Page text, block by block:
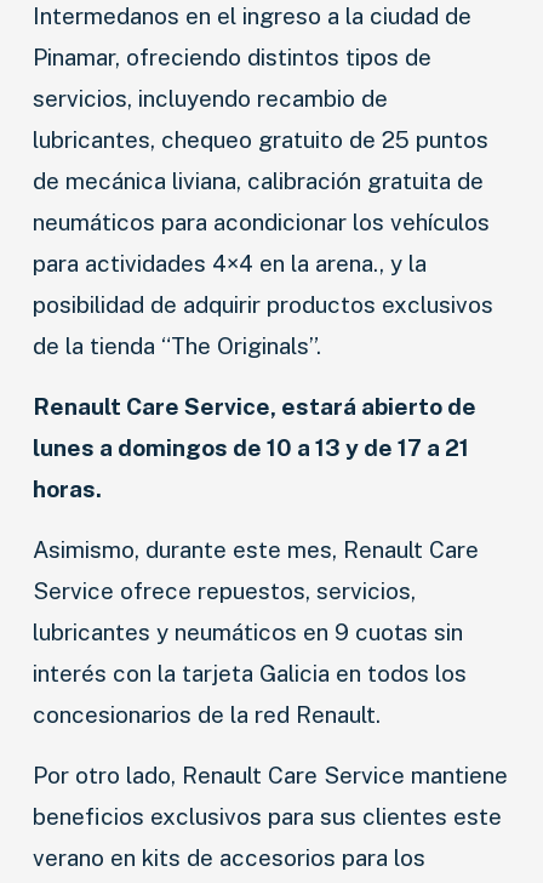
Intermedanos en el ingreso a la ciudad de
Pinamar, ofreciendo distintos tipos de
servicios, incluyendo recambio de
lubricantes, chequeo gratuito de 25 puntos
de mecánica liviana, calibración gratuita de
neumáticos para acondicionar los vehículos
para actividades 4×4 en la arena., y la
posibilidad de adquirir productos exclusivos
de la tienda “The Originals”.
Renault Care Service, estará abierto de
lunes a domingos de 10 a 13 y de 17 a 21
horas.
Asimismo, durante este mes, Renault Care
Service ofrece repuestos, servicios,
lubricantes y neumáticos en 9 cuotas sin
interés con la tarjeta Galicia en todos los
concesionarios de la red Renault.
Por otro lado, Renault Care Service mantiene
beneficios exclusivos para sus clientes este
verano en kits de accesorios para los